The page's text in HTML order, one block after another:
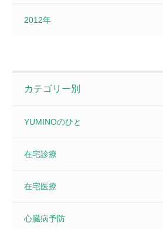
2012年
カテゴリー別
YUMINOのひと
在宅診療
在宅医療
心臓病予防